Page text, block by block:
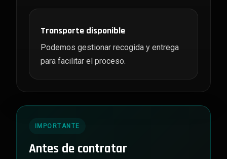
Transporte disponible
Podemos gestionar recogida y entrega
para facilitar el proceso.
IMPORTANTE
Antes de contratar